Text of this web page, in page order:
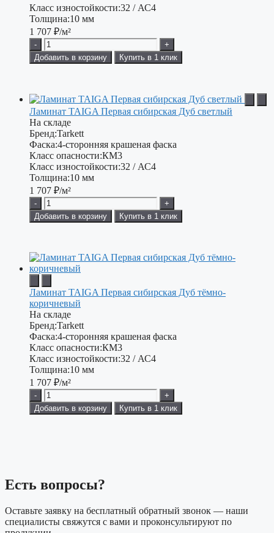
Класс изностойкости:32 / АС4
Толщина:10 мм
1 707 ₽/м²
-
+
Добавить в корзину
Купить в 1 клик
Ламинат TAIGA Первая сибирская Дуб светлый
На складе
Бренд:Tarkett
Фаска:4-сторонняя крашеная фаска
Класс опасности:КМ3
Класс изностойкости:32 / АС4
Толщина:10 мм
1 707 ₽/м²
-
+
Добавить в корзину
Купить в 1 клик
Ламинат TAIGA Первая сибирская Дуб тёмно-
коричневый
На складе
Бренд:Tarkett
Фаска:4-сторонняя крашеная фаска
Класс опасности:КМ3
Класс изностойкости:32 / АС4
Толщина:10 мм
1 707 ₽/м²
-
+
Добавить в корзину
Купить в 1 клик
Есть вопросы?
Оставьте заявку на бесплатный обратный звонок — наши
специалисты свяжутся с вами и проконсультируют по